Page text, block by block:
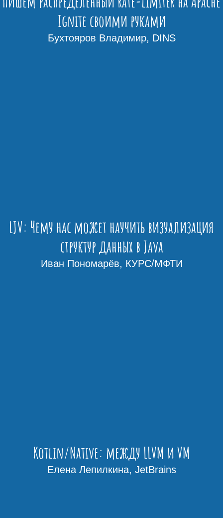
Ignite своими руками
Бухтояров Владимир, DINS
LJV: Чему нас может научить визуализация
структур данных в Java
Иван Пономарёв, КУРС/МФТИ
Kotlin/Native: между LLVM и VM
Елена Лепилкина, JetBrains